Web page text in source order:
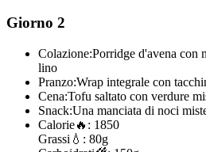
Giorno 2
Colazione:Porridge d'avena con
lino
Pranzo:Wrap integrale con
Cena:Tofu saltato con verdure
Snack:Una manciata di noci
Calorie🔥: 1850
Grassi 💧: 80g